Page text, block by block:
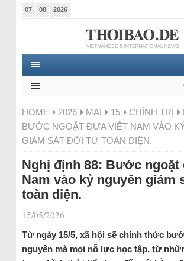
07 08 2026
HOME 2026 MAI 15 CHÍNH TRỊ
BƯỚC NGOẶT ĐƯA VIỆT NAM VÀO
GIÁM SÁT ĐỜI TƯ TOÀN DIỆN.
Nghị định 88: Bước ngoặt
Nam vào kỷ nguyên giám
toàn diện.
15/05/2026 |
Từ ngày 15/5, xã hội sẽ chính thức
nguyên mà mọi nỗ lực học tập, từ